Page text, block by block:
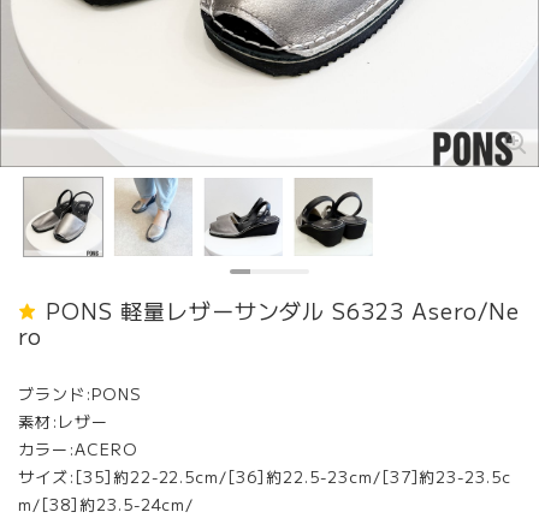
PONS 軽量レザーサンダル S6323 Asero/Ne
ro
ブランド:PONS
素材:レザー
カラー:ACERO
サイズ:[35]約22-22.5cm/[36]約22.5-23cm/[37]約23-23.5c
m/[38]約23.5-24cm/